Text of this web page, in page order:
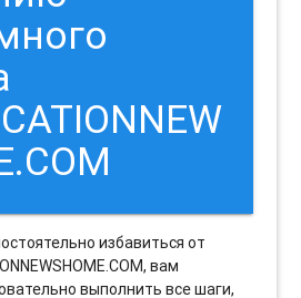
избавиться от
вам
выполнить все шаги,